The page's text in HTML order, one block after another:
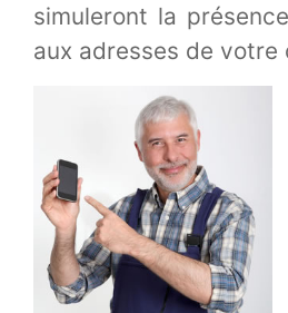
simuleront la
aux adresses de votre